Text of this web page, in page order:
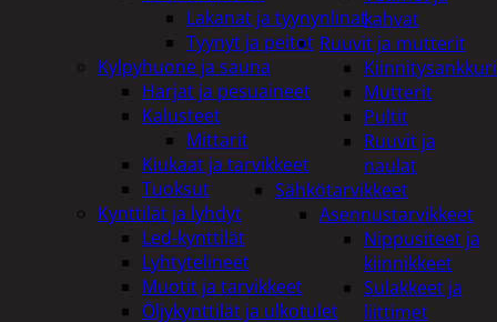
kahvat
Ruuvit ja mutterit
Mutterit
Pultit
Ruuvit ja
naulat
Sähkötarvikkeet
Asennustarvikkeet
Nippusiteet ja
kiinnikkeet
Sulakkeet ja
liittimet
Lakanat ja tyynynlinat
Tyynyt ja peitot
Kylpyhuone ja sauna
Harjat ja pesuaineet
Kalusteet
Mittarit
Kiukaat ja tarvikkeet
Tuoksut
Kynttilät ja lyhdyt
Led-kynttilät
Lyhtytelineet
Muotit ja tarvikkeet
Öljykynttilät ja ulkotulet